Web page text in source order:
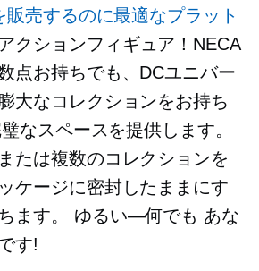
販売するのに最適なプラット
クションフィギュア！NECA
点お持ちでも、DCユニバー
大なコレクションをお持ち
なスペースを提供します。
たは複数のコレクションを
ケージに密封したままにす
ます。 ゆるい—何でも あな
す!